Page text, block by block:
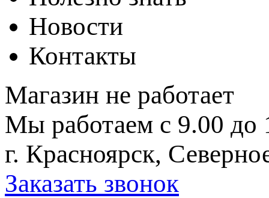
Новости
Контакты
Магазин не работает
Мы работаем с 9.00 до
г. Красноярск,
Заказать звонок